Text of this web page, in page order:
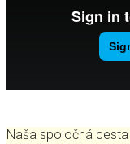
Naša spoločná